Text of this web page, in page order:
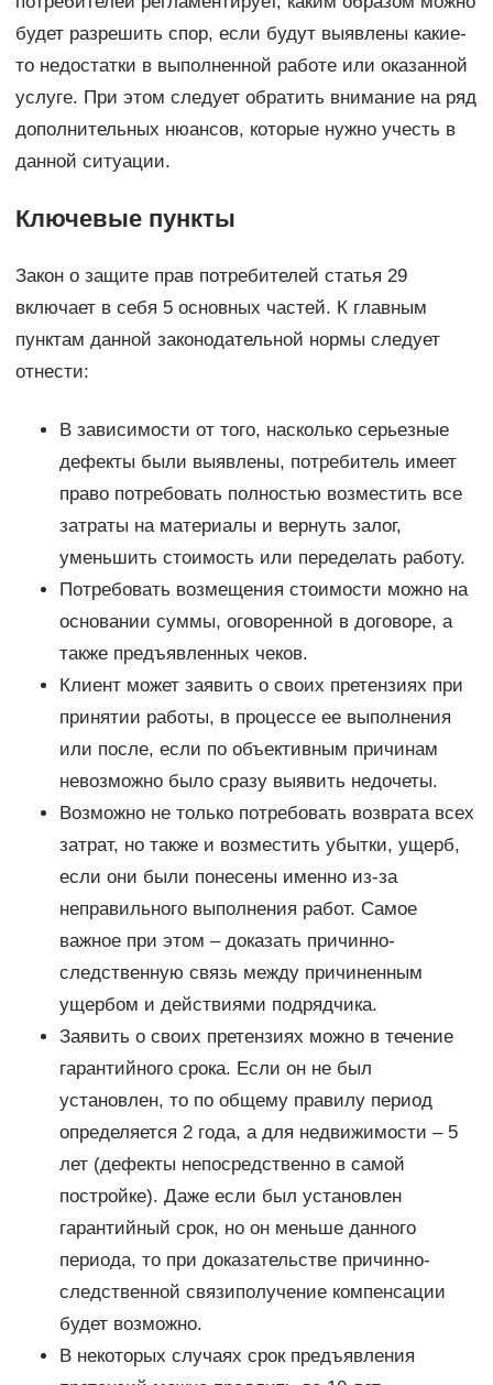
будет разрешить спор, если будут выявлены какие-
то недостатки в выполненной работе или оказанной
услуге. При этом следует обратить внимание на ряд
дополнительных нюансов, которые нужно учесть в
данной ситуации.
Ключевые пункты
Закон о защите прав потребителей статья 29
включает в себя 5 основных частей. К главным
пунктам данной законодательной нормы следует
отнести:
В зависимости от того, насколько серьезные
дефекты были выявлены, потребитель имеет
право потребовать полностью возместить все
затраты на материалы и вернуть залог,
уменьшить стоимость или переделать работу.
Потребовать возмещения стоимости можно на
основании суммы, оговоренной в договоре, а
также предъявленных чеков.
Клиент может заявить о своих претензиях при
принятии работы, в процессе ее выполнения
или после, если по объективным причинам
невозможно было сразу выявить недочеты.
Возможно не только потребовать возврата всех
затрат, но также и возместить убытки, ущерб,
если они были понесены именно из-за
неправильного выполнения работ. Самое
важное при этом – доказать причинно-
следственную связь между причиненным
ущербом и действиями подрядчика.
Заявить о своих претензиях можно в течение
гарантийного срока. Если он не был
установлен, то по общему правилу период
определяется 2 года, а для недвижимости – 5
лет (дефекты непосредственно в самой
постройке). Даже если был установлен
гарантийный срок, но он меньше данного
периода, то при доказательстве причинно-
следственной связиполучение компенсации
будет возможно.
В некоторых случаях срок предъявления